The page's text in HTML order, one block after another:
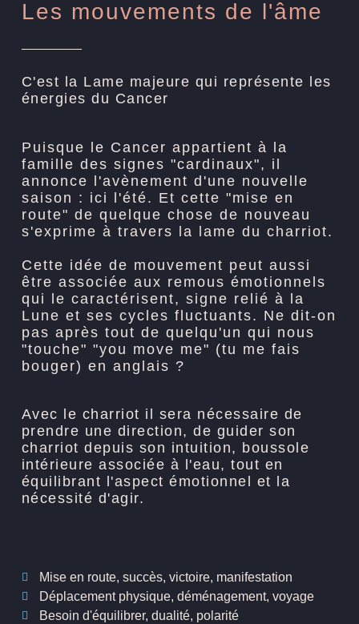
Les mouvements de l'âme
C'est la Lame majeure qui représente les
énergies du Cancer
Puisque le Cancer appartient à la
famille des signes "cardinaux", il
annonce l'avènement d'une nouvelle
saison : ici l'été. Et cette "mise en
route" de quelque chose de nouveau
s'exprime à travers la lame du charriot.
Cette idée de mouvement peut aussi
être associée aux remous émotionnels
qui le caractérisent, signe relié à la
Lune et ses cycles fluctuants. Ne dit-on
pas après tout de quelqu'un qui nous
"touche" "you move me" (tu me fais
bouger) en anglais ?
Avec le charriot il sera nécessaire de
prendre une direction, de guider son
charriot depuis son intuition, boussole
intérieure associée à l'eau, tout en
équilibrant l'aspect émotionnel et la
nécessité d'agir.
Mise en route, succès, victoire, manifestation
Déplacement physique, déménagement, voyage
Besoin d'équilibrer, dualité, polarité